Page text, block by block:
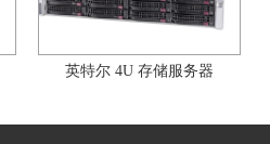
英特尔 4U 存储服务器